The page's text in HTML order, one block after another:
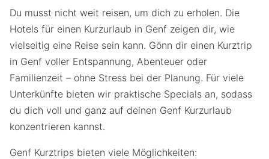
Du musst nicht weit reisen, um dich zu erholen. Die
Hotels für einen Kurzurlaub in Genf zeigen dir, wie
vielseitig eine Reise sein kann. Gönn dir einen Kurztrip
in Genf voller Entspannung, Abenteuer oder
Familienzeit – ohne Stress bei der Planung. Für viele
Unterkünfte bieten wir praktische Specials an, sodass
du dich voll und ganz auf deinen Genf Kurzurlaub
konzentrieren kannst.
Genf Kurztrips bieten viele Möglichkeiten: